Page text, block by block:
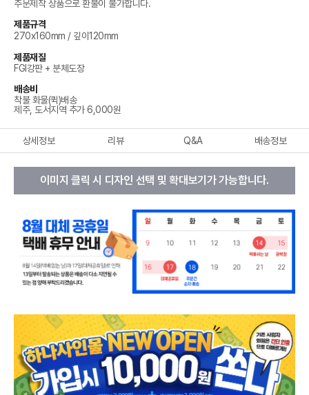
주문제작 상품으로 환불이 불가합니다.
제품규격
270x160mm / 깊이120mm
제품재질
FGI강판 + 분체도장
배송비
착불 화물(퀵)배송
제주, 도서지역 추가 6,000원
상세정보 리뷰 Q&A 배송정보
이미지 클릭 시 디자인 선택 및 확대보기가 가능합니다.